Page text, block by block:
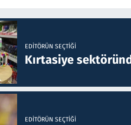
EDITÖRÜN SEÇTIĞI
Kırtasiye
EDITÖRÜN SEÇTIĞI